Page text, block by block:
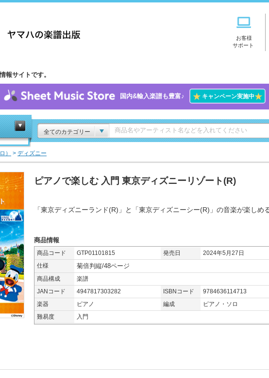
お客様
サポート
報サイトです。
国内&輸入楽譜も豊富♪ ★キャンペーン実施中★
全てのカテゴリー
） > ディズニー
ピアノで楽しむ 入門 東京ディズニーリゾート(R)
「東京ディズニーランド(R)」と「東京ディズニーシー(R)」の音楽が楽しめ
商品情報
商品コード GTP01101815 発売日
2024年5月27日
仕様
菊倍判縦/48ページ
商品構成
楽譜
JANコード
4947817303282 ISBNコード
9784636114713
楽器
ピアノ 編成
ピアノ・ソロ
難易度
入門